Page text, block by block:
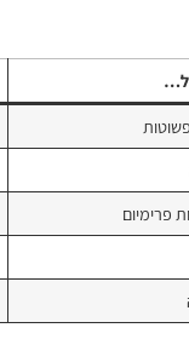
ל…